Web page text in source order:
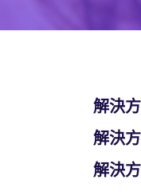
解決
解決
解決